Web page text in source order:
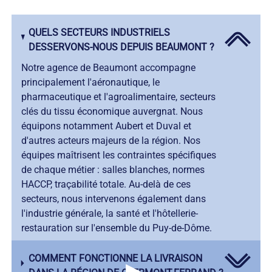
QUELS SECTEURS INDUSTRIELS
DESSERVONS-NOUS DEPUIS BEAUMONT ?
Notre agence de Beaumont accompagne
principalement l'aéronautique, le
pharmaceutique et l'agroalimentaire, secteurs
clés du tissu économique auvergnat. Nous
équipons notamment Aubert et Duval et
d'autres acteurs majeurs de la région. Nos
équipes maîtrisent les contraintes spécifiques
de chaque métier : salles blanches, normes
HACCP, traçabilité totale. Au-delà de ces
secteurs, nous intervenons également dans
l'industrie générale, la santé et l'hôtellerie-
restauration sur l'ensemble du Puy-de-Dôme.
COMMENT FONCTIONNE LA LIVRAISON